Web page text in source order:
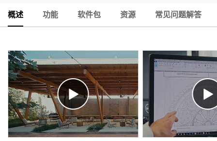
概述 功能 软件包 资源 常见问题解答